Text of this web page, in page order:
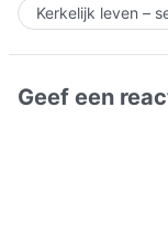
Kerkelijk leven –
Geef een